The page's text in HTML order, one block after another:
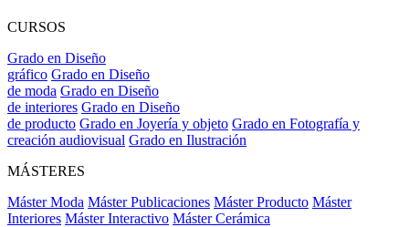
CURSOS
Grado en Diseño
gráfico Grado en Diseño
de moda Grado en Diseño
de interiores Grado en Diseño
de producto Grado en Joyería y objeto Grado en Fotografía y
creación audiovisual Grado en Ilustración
MÁSTERES
Máster Moda Máster Publicaciones Máster Producto Máster
Interiores Máster Interactivo Máster Cerámica